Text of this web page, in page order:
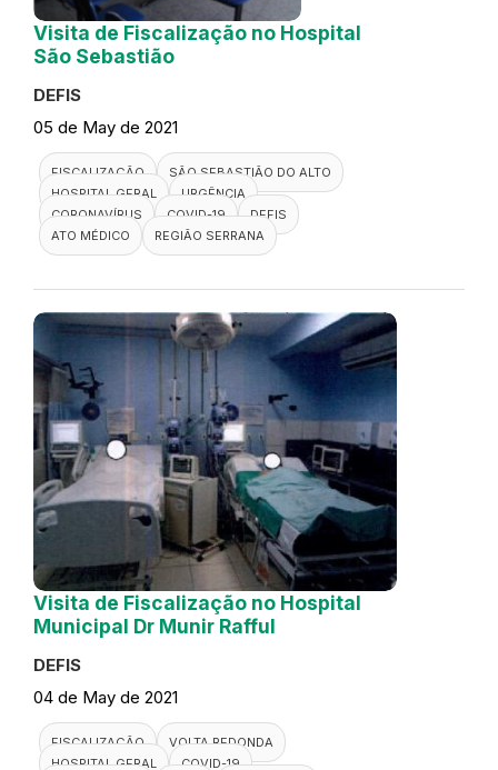
Visita de Fiscalização no Hospital
São Sebastião
DEFIS
05 de May de 2021
FISCALIZAÇÃO
SÃO SEBASTIÃO DO ALTO
HOSPITAL GERAL
URGÊNCIA
CORONAVÍRUS
COVID-19
DEFIS
ATO MÉDICO
REGIÃO SERRANA
Visita de Fiscalização no Hospital
Municipal Dr Munir Rafful
DEFIS
04 de May de 2021
FISCALIZAÇÃO
VOLTA REDONDA
HOSPITAL GERAL
COVID-19